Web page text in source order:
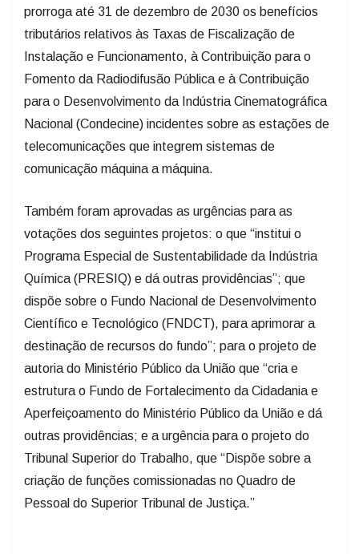
prorroga até 31 de dezembro de 2030 os benefícios
tributários relativos às Taxas de Fiscalização de
Instalação e Funcionamento, à Contribuição para o
Fomento da Radiodifusão Pública e à Contribuição
para o Desenvolvimento da Indústria Cinematográfica
Nacional (Condecine) incidentes sobre as estações de
telecomunicações que integrem sistemas de
comunicação máquina a máquina.
Também foram aprovadas as urgências para as
votações dos seguintes projetos: o que “institui o
Programa Especial de Sustentabilidade da Indústria
Química (PRESIQ) e dá outras providências”; que
dispõe sobre o Fundo Nacional de Desenvolvimento
Científico e Tecnológico (FNDCT), para aprimorar a
destinação de recursos do fundo”; para o projeto de
autoria do Ministério Público da União que “cria e
estrutura o Fundo de Fortalecimento da Cidadania e
Aperfeiçoamento do Ministério Público da União e dá
outras providências; e a urgência para o projeto do
Tribunal Superior do Trabalho, que “Dispõe sobre a
criação de funções comissionadas no Quadro de
Pessoal do Superior Tribunal de Justiça.”